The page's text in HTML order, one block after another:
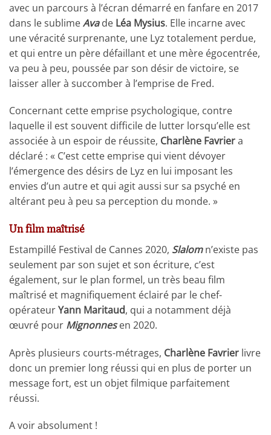
avec un parcours à l’écran démarré en fanfare en 2017
dans le sublimeAvade Léa Mysius. Elle incarne avec
une véracité surprenante, une Lyz totalement perdue,
et qui entre un père défaillant et une mère égocentrée,
va peu à peu, poussée par son désir de victoire, se
laisser aller à succomber à l’emprise de Fred.
Concernant cette emprise psychologique, contre
laquelle il est souvent difficile de lutter lorsqu’elle est
associée à un espoir de réussite, Charlène Favriera
déclaré : « C’est cette emprise qui vient dévoyer
l’émergence des désirs de Lyz en lui imposant les
envies d’un autre et qui agit aussi sur sa psyché en
altérant peu à peu sa perception du monde. »
Un film maîtrisé
Estampillé Festival de Cannes 2020, Slalomn’existe pas
seulement par son sujet et son écriture, c’est
également, sur le plan formel, un très beau film
maîtrisé et magnifiquement éclairé par le chef-
opérateurYann Maritaud, qui a notamment déjà
œuvré pour Mignonnesen 2020.
Après plusieurs courts-métrages, Charlène Favrier livre
donc un premier long réussi qui en plus de porter un
message fort, est un objet filmique parfaitement
réussi.
A voir absolument !